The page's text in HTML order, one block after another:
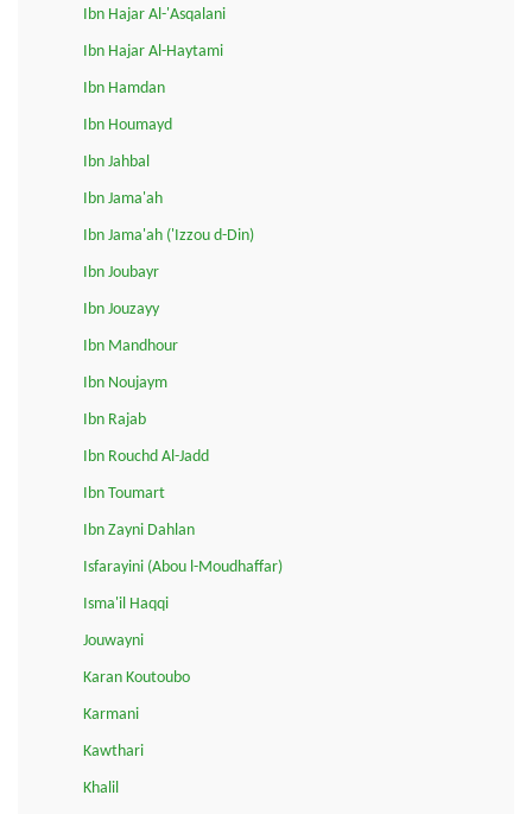
Ibn Hajar Al-'Asqalani
Ibn Hajar Al-Haytami
Ibn Hamdan
Ibn Houmayd
Ibn Jahbal
Ibn Jama'ah
Ibn Jama'ah ('Izzou d-Din)
Ibn Joubayr
Ibn Jouzayy
Ibn Mandhour
Ibn Noujaym
Ibn Rajab
Ibn Rouchd Al-Jadd
Ibn Toumart
Ibn Zayni Dahlan
Isfarayini (Abou l-Moudhaffar)
Isma'il Haqqi
Jouwayni
Karan Koutoubo
Karmani
Kawthari
Khalil